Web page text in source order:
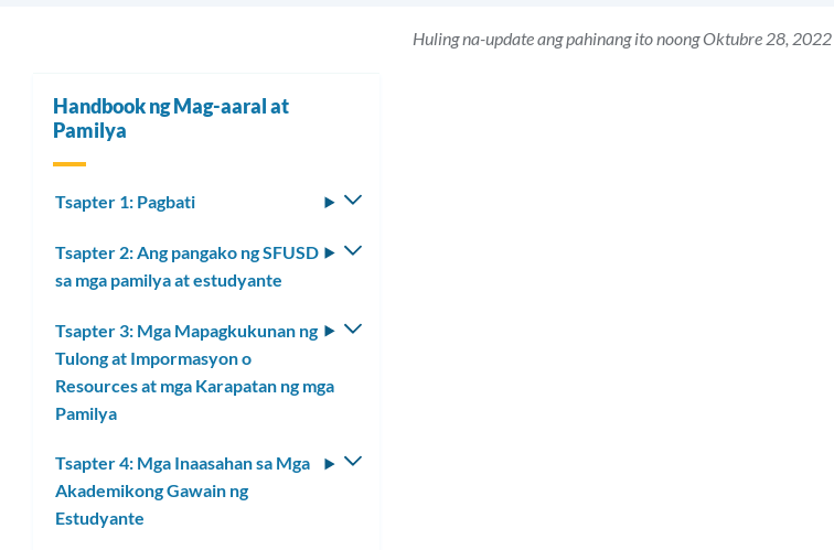
Huling na-update ang pahinang ito noong Oktubre 28, 2022
Handbook ng Mag-aaral at
Pamilya
Tsapter 1: Pagbati
I-
Tsapter 2: Ang pangako ng SFUSD
sa mga pamilya at estudyante
I-
Tsapter 3: Mga Mapagkukunan ng
Tulong at Impormasyon o
Resources at mga Karapatan ng mga
Pamilya
I-
Tsapter 4: Mga Inaasahan sa Mga
Akademikong Gawain ng
Estudyante
I-